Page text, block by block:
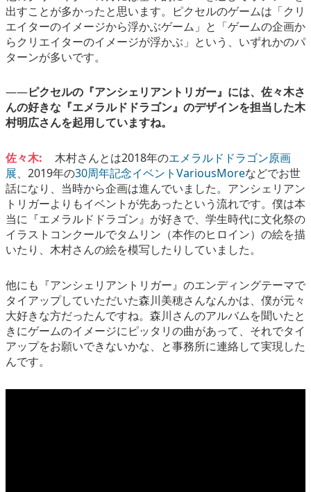
出すことが多かったと思います。ピクセルのゲームは「クリ
エイターのイメージから浮かぶゲーム」と「ゲームの企画か
らクリエイターのイメージが浮かぶ」という、いずれかのパ
ターンが多いです。
――ピクセルの『アンシェリアントリガー』には、佐々木さ
んの好きな『エメラルドドラゴン』のデザインを担当した木
村明広さんを起用していますね。
佐々木: 木村さんとは2018年のエメラルドドラゴン原画
展、2019年の30周年記念イベントVariousMoreなどでお世
話になり、当時から企画は進んでいました。アンシェリアン
トリガーよりもイベントが先あったという流れです。僕は本
当に『エメラルドドラゴン』が好きで、学生時代に文化祭の
イラストコンクールでタムリン（本作のヒロイン）の絵を描
いたり、木村さんの絵を模写したりしていました。
他にも『アンシェリアントリガー』のエンディングテーマで
タイアップしていただいた森川美穂さんなんかは、僕が元々
大好きな方だったんですね。森川さんのアルバムを聞いたと
きにゲームのイメージにピッタリの曲があって、それでタイ
アップをお願いできないかな、と事務所に連絡して実現した
んです。